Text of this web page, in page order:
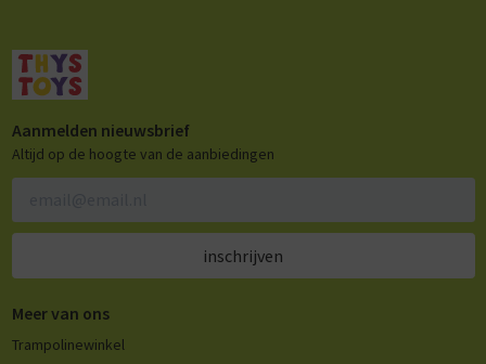
Aanmelden nieuwsbrief
Altijd op de hoogte van de aanbiedingen
inschrijven
Meer van ons
Trampolinewinkel